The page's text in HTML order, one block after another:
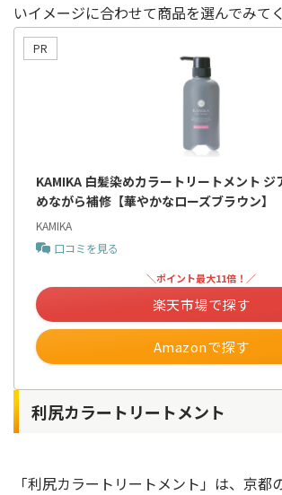
いイメージに合わせて商品を選んでみて
KAMIKA 白髪染めカラートリートメント ジ
めながら補修【華やかなローズブラウン】
KAMIKA
口コミを見る
Amazonで探す
＼ポイント最大11倍！／
楽天市場で探す
利尻カラートリートメント
「利尻カラートリートメント」は、京都